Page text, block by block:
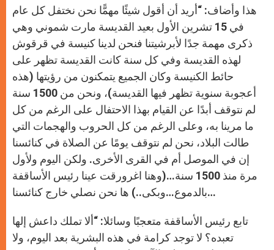
p
p
g
e
r
o
k
r
هذا وأضاف: “أريد أن أقول شيئًا مهمًّا نحن نختفل كل عام
في 15 تشرين الأول بعيد القديسة مارت شموني وهي
ذكرى مهمة جدًا لأبرشيتنا فنحن لدينا كنيسة في قرقوش
لهذه القديسة وفي كل سنة كانت القديسة تظهر على
حائط الكنيسة وكان الجميع يتمكنون من رؤيتها (هذه
أعجوبة سنوية تظهر فيها القديسة)، ونحن من 1500 سنة
لم نتوقف أبدًا عن القيام بهذا الاحتفال على الرغم من كل
ما مرينا به، وعلى الرغم من كل الحروب والهجمات التي
طالت البلاد، نحن لم نتوقف يومًا عن الصلاة في كنائسنا
إن في الموصل أم في القرى الأخرى. ولكن اليوم ولأول
مرة منذ 1500 سنة…(وهنا اغرورقت عينا رئيس الأساقفة
بالدموع…وبكى..) ها نحن نصلي خارج كنائسنا…
تابع رئيس الأساقفة متعجبًا وسائلا: “ألا تملك داعش إلها
تعبده؟ لا توجد كرامة في هذه البشرية بعد اليوم، ولا